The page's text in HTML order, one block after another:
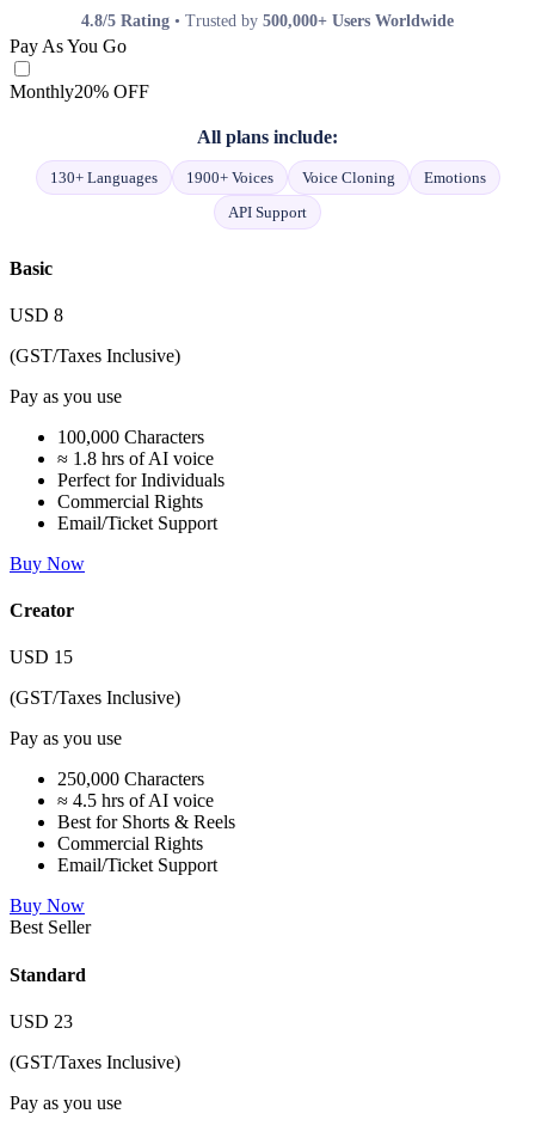
4.8/5 Rating • Trusted by 500,000+ Users Worldwide
Pay As You Go
Monthly20% OFF
All plans include:
130+ Languages 1900+ Voices Voice Cloning
Emotions
API Support
Basic
USD 8
(GST/Taxes Inclusive)
Pay as you use
100,000 Characters
≈ 1.8 hrs of AI voice
Perfect for Individuals
Commercial Rights
Email/Ticket Support
Buy Now
Creator
USD 15
(GST/Taxes Inclusive)
Pay as you use
250,000 Characters
≈ 4.5 hrs of AI voice
Best for Shorts & Reels
Commercial Rights
Email/Ticket Support
Buy Now
Best Seller
Standard
USD 23
(GST/Taxes Inclusive)
Pay as you use